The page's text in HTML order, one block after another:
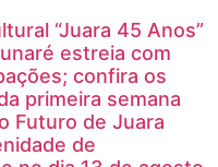
“Juara 45 Anos”
estreia com
confira os
primeira semana
Futuro de Juara
de